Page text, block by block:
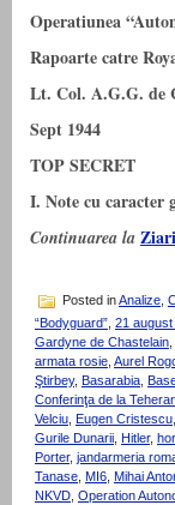
Operatiunea
Rapoarte catre
Lt. Col. A.G.G. de
Sept 1944
TOP SECRET
I. Note cu
Continuarea la
Posted inAnalize
“Bodyguard” 21 august
Gardyne de Chastelain
armata rosie Aurel
Ştirbey, Basarabia
Conferinţa de la
Velciu
Eugen Cristescu
Gurile Dunarii
Hitler,
Porter, jandarmeria
Tanase MI6 Mihai
NKVD Operation